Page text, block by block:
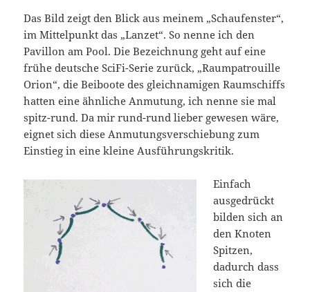
Das Bild zeigt den Blick aus meinem „Schaufenster“,
im Mittelpunkt das „Lanzet“. So nenne ich den
Pavillon am Pool. Die Bezeichnung geht auf eine
frühe deutsche SciFi-Serie zurück, „Raumpatrouille
Orion“, die Beiboote des gleichnamigen Raumschiffs
hatten eine ähnliche Anmutung, ich nenne sie mal
spitz-rund. Da mir rund-rund lieber gewesen wäre,
eignet sich diese Anmutungsverschiebung zum
Einstieg in eine kleine Ausführungskritik.
Einfach
ausgedrückt
bilden sich an
den Knoten
Spitzen,
dadurch dass
sich die